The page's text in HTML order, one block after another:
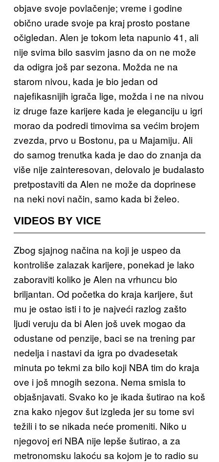
objave svoje povlačenje; vreme i godine
obično urade svoje pa kraj prosto postane
očigledan. Alen je tokom leta napunio 41, ali
nije svima bilo sasvim jasno da on ne može
da odigra još par sezona. Možda ne na
starom nivou, kada je bio jedan od
najefikasnijih igrača lige, možda i ne na nivou
iz druge faze karijere kada je eleganciju u igri
morao da podredi timovima sa većim brojem
zvezda, prvo u Bostonu, pa u Majamiju. Ali
do samog trenutka kada je dao do znanja da
više nije zainteresovan, delovalo je budalasto
pretpostaviti da Alen ne može da doprinese
na neki novi način, samo kada bi želeo.
VIDEOS BY VICE
Zbog sjajnog načina na koji je uspeo da
kontroliše zalazak karijere, ponekad je lako
zaboraviti koliko je Alen na vrhuncu bio
briljantan. Od početka do kraja karijere, šut
mu je ostao isti i to je najveći razlog zašto
ljudi veruju da bi Alen još uvek mogao da
odustane od penzije, baci se na trening par
nedelja i nastavi da igra po dvadesetak
minuta po tekmi za bilo koji NBA tim do kraja
ove i još mnogih sezona. Nema smisla to
objašnjavati. Svako ko je ikada šutirao na koš
zna kako njegov šut izgleda jer su tome svi
težili i to se nikada neće promeniti. Niko u
njegovoj eri NBA nije lepše šutirao, a za
metronomsku lakoću sa kojom je to radio su